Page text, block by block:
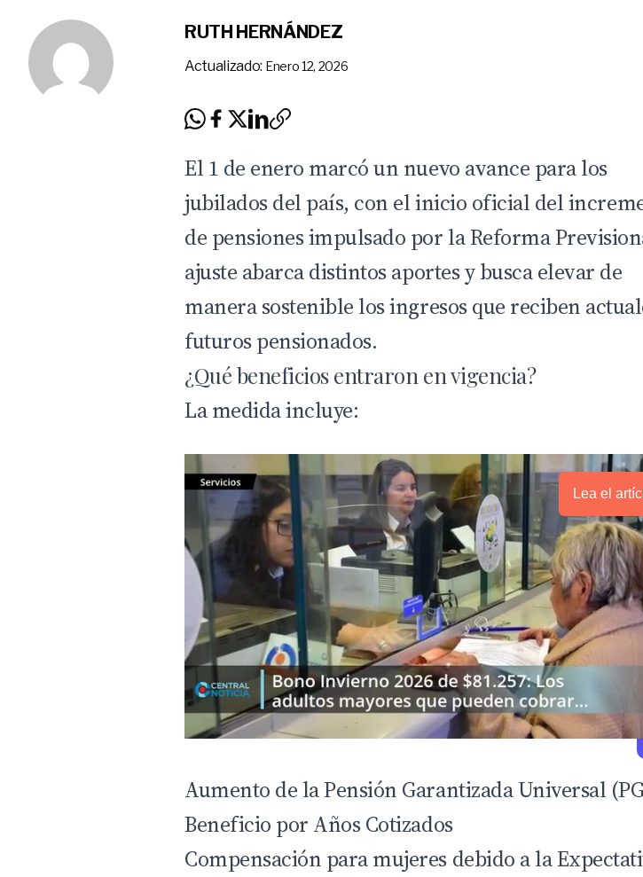
RUTH HERNÁNDEZ
Actualizado: Enero 12, 2026
El 1 de enero marcó un nuevo avance para los
jubilados del país, con el inicio oficial del
de pensiones impulsado por la Reforma
ajuste abarca distintos aportes y busca elevar de
manera sostenible los ingresos que reciben
futuros pensionados.
¿Qué beneficios entraron en vigencia?
Lamedidaincluye:
Lea el
Aumento de la Pensión Garantizada Universal
Beneficio por Años Cotizados
Compensación para mujeres debido a la